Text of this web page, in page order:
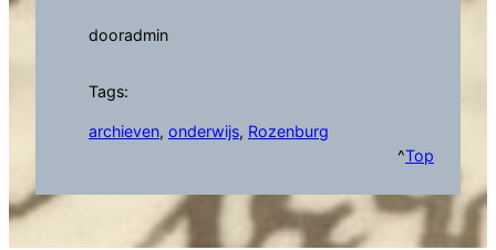
dooradmin
Tags:
archieven, onderwijs, Rozenburg
^Top